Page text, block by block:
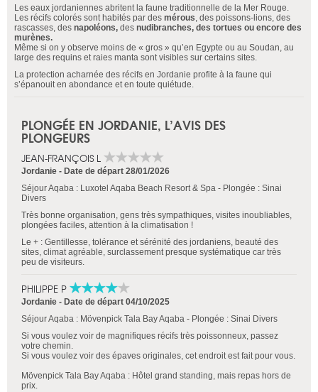
Les eaux jordaniennes abritent la faune traditionnelle de la Mer Rouge.
Les récifs colorés sont habités par des mérous, des poissons-lions, des
rascasses, des napoléons, des nudibranches, des tortues ou encore des
murènes.
Même si on y observe moins de « gros » qu’en Egypte ou au Soudan, au
large des requins et raies manta sont visibles sur certains sites.
La protection acharnée des récifs en Jordanie profite à la faune qui
s’épanouit en abondance et en toute quiétude.
PLONGÉE EN JORDANIE, L’AVIS DES
PLONGEURS
JEAN-FRANÇOIS L
Jordanie - Date de départ 28/01/2026
Séjour Aqaba : Luxotel Aqaba Beach Resort & Spa - Plongée : Sinai
Divers
Très bonne organisation, gens très sympathiques, visites inoubliables,
plongées faciles, attention à la climatisation !
Le + : Gentillesse, tolérance et sérénité des jordaniens, beauté des
sites, climat agréable, surclassement presque systématique car très
peu de visiteurs.
PHILIPPE P
Jordanie - Date de départ 04/10/2025
Séjour Aqaba : Mövenpick Tala Bay Aqaba - Plongée : Sinai Divers
Si vous voulez voir de magnifiques récifs très poissonneux, passez
votre chemin.
Si vous voulez voir des épaves originales, cet endroit est fait pour vous.
Mövenpick Tala Bay Aqaba : Hôtel grand standing, mais repas hors de
prix.